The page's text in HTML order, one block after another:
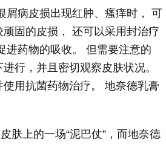
屑病皮损出现红肿、瘙痒时， 可
固的皮损， 还可以采用封治疗
进药物的吸收。 但需要注意的
行，并且密切观察皮肤状况。
用抗菌药物治疗。 地奈德乳膏
肤上的一场“泥巴仗”，而地奈德